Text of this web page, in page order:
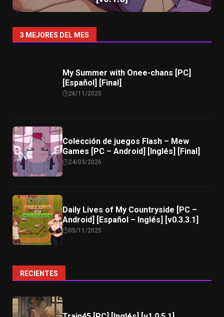
3 MEJORES DEL MES
My Summer with Onee-chans [PC]
[Español] [Final]
26/11/2025
Colección de juegos Flash – Mew
Games [PC – Android] [Inglés] [Final]
24/03/2026
Daily Lives of My Countryside [PC –
Android] [Español – Inglés] [v0.3.3.1]
05/11/2025
RECIENTES